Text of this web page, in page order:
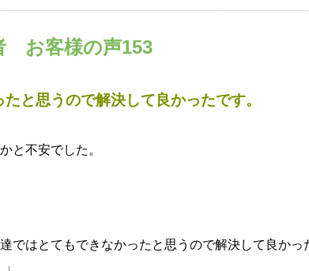
お客様の声153
と思うので解決して良かったです。
と不安でした。
ではとてもできなかったと思うので解決して良かっ